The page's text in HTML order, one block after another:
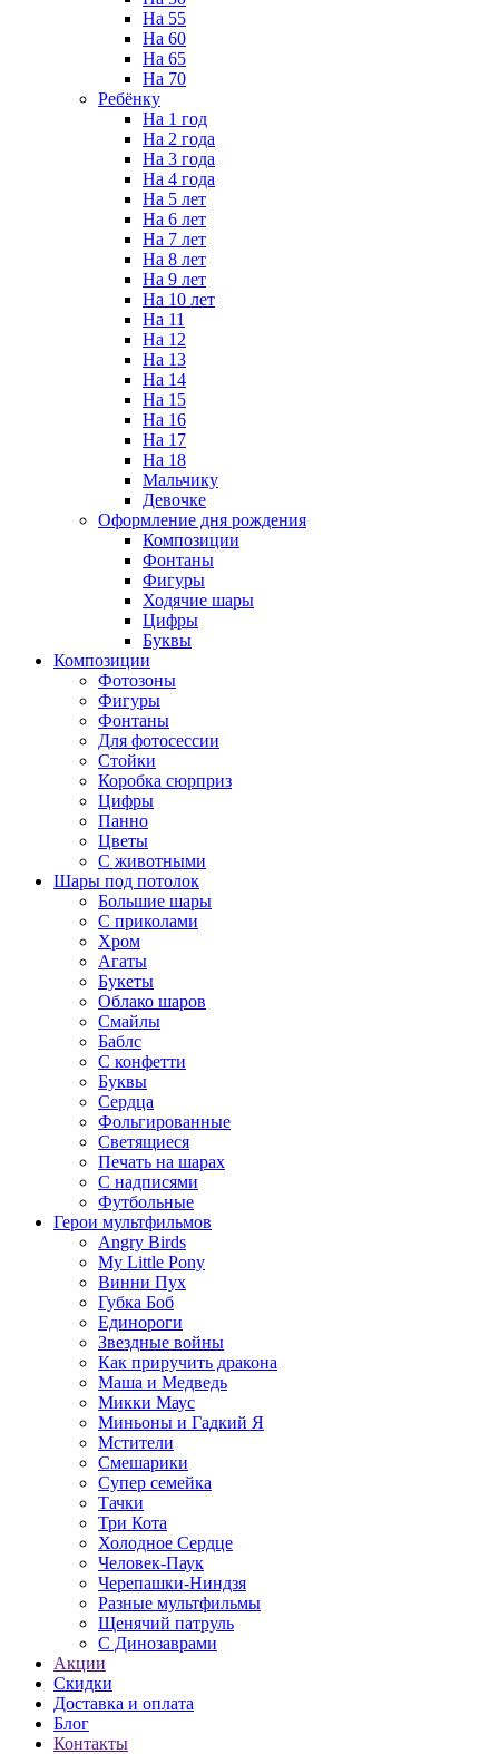
На 55
На 60
На 65
На 70
Ребёнку
На 1 год
На 2 года
На 3 года
На 4 года
На 5 лет
На 6 лет
На 7 лет
На 8 лет
На 9 лет
На 10 лет
На 11
На 12
На 13
На 14
На 15
На 16
На 17
На 18
Мальчику
Девочке
Оформление дня рождения
Композиции
Фонтаны
Фигуры
Ходячие шары
Цифры
Буквы
Композиции
Фотозоны
Фигуры
Фонтаны
Для фотосессии
Стойки
Коробка сюрприз
Цифры
Панно
Цветы
С животными
Шары под потолок
Большие шары
С приколами
Хром
Агаты
Букеты
Облако шаров
Смайлы
Баблс
С конфетти
Буквы
Сердца
Фольгированные
Светящиеся
Печать на шарах
С надписями
Футбольные
Герои мультфильмов
Angry Birds
My Little Pony
Винни Пух
Губка Боб
Единороги
Звездные войны
Как приручить дракона
Маша и Медведь
Микки Маус
Миньоны и Гадкий Я
Мстители
Смешарики
Супер семейка
Тачки
Три Кота
Холодное Сердце
Человек-Паук
Черепашки-Ниндзя
Разные мультфильмы
Щенячий патруль
C Динозаврами
Акции
Скидки
Доставка и оплата
Блог
Контакты